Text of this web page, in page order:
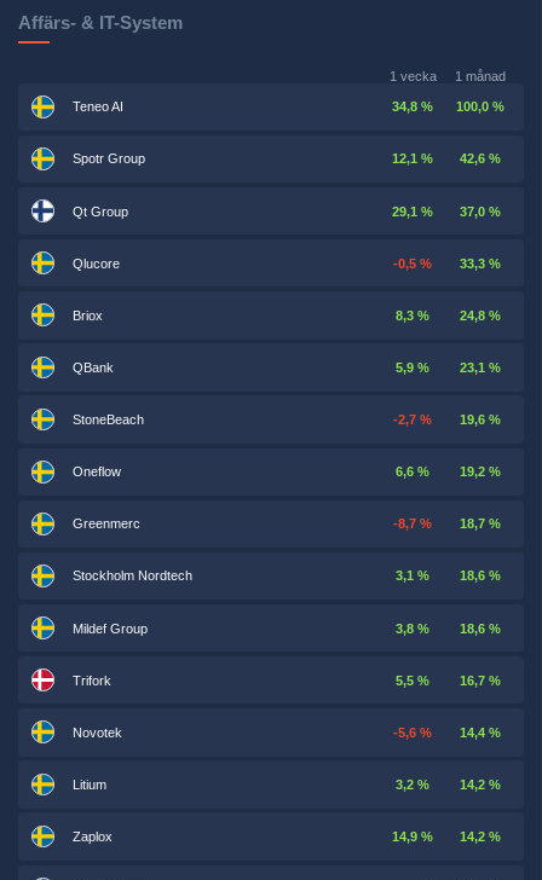
Affärs- & IT-System
1 vecka 1 månad
Teneo AI 34,8 % 100,0 %
Spotr Group 12,1 % 42,6 %
Qt Group 29,1 % 37,0 %
Qlucore -0,5 % 33,3 %
Briox 8,3 % 24,8 %
QBank 5,9 % 23,1 %
StoneBeach -2,7 % 19,6 %
Oneflow 6,6 % 19,2 %
Greenmerc -8,7 % 18,7 %
Stockholm Nordtech 3,1 % 18,6 %
Mildef Group 3,8 % 18,6 %
Trifork 5,5 % 16,7 %
Novotek -5,6 % 14,4 %
Litium 3,2 % 14,2 %
Zaplox 14,9 % 14,2 %